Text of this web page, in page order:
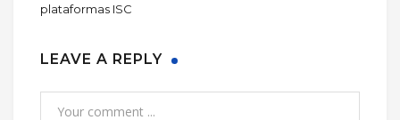
plataformas ISC
LEAVE A REPLY